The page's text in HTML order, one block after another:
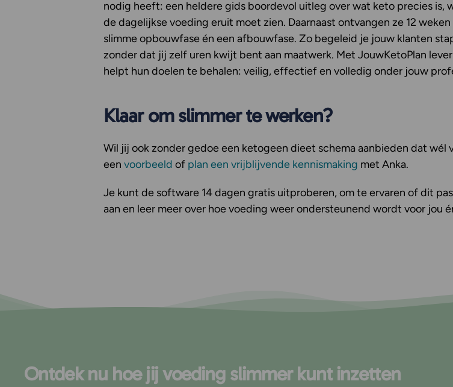
nodig heeft: een heldere gids boordevol uitleg over wat keto precies is,
de dagelijkse voeding eruit moet zien. Daarnaast ontvangen ze 12
slimme opbouwfase én een afbouwfase. Zo begeleid je jouw klanten
zonder dat jij zelf uren kwijt bent aan maatwerk. Met JouwKetoPlan
helpt hun doelen te behalen: veilig, effectief en volledig onder jouw
Klaar om slimmer te werken?
Wil jij ook zonder gedoe een ketogeen dieet schema aanbieden dat wél
een voorbeeld of plan een vrijblijvende kennismaking met Anka.
Je kunt de software 14 dagen gratis uitproberen, om te ervaren of dit
aan en leer meer over hoe voeding weer ondersteunend wordt voor jou
Ontdek nu hoe jij voeding slimmer kunt inzetten